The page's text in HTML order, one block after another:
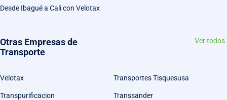
Desde Ibagué a Cali con Velotax
Otras Empresas de
Transporte
Ver todos
Velotax Transportes Tisquesusa
Transpurificacion Transsander